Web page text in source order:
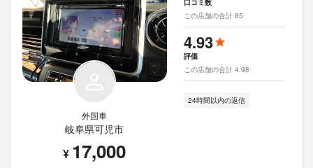
外国車
岐阜県可児市
¥ 17,000
口コミ数
この店舗の合計 85
4.93
評価
この店舗の合計 4.98
24時間以内の返信